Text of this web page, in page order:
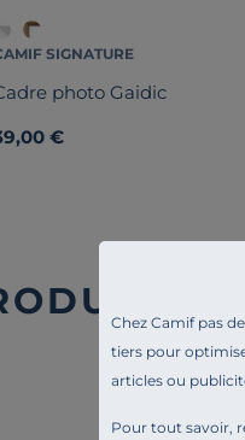
Chez Camif pas
tiers pour
articles ou
Pour tout savoir,
SIGNATURE
photo Gaidic
€